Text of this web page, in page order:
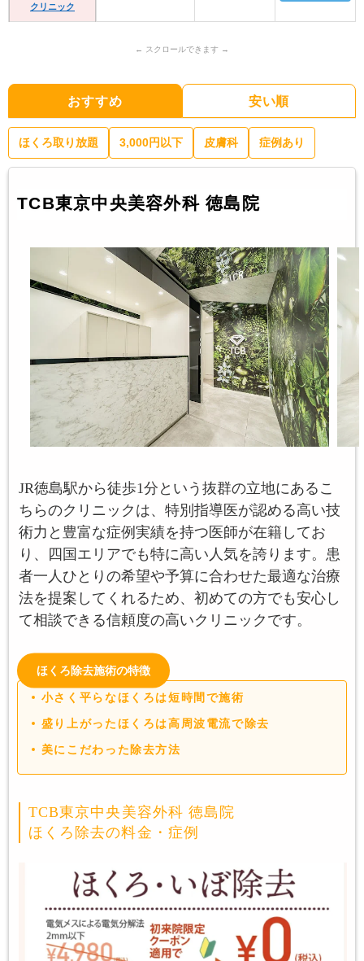
クリニック
おすすめ 安い順
ほくろ取り放題 3,000円以下 皮膚科 症例あり
TCB東京中央美容外科 徳島院
JR徳島駅から徒歩1分という抜群の立地にあるこ
ちらのクリニックは、特別指導医が認める高い技
術力と豊富な症例実績を持つ医師が在籍してお
り、四国エリアでも特に高い人気を誇ります。患
者一人ひとりの希望や予算に合わせた最適な治療
法を提案してくれるため、初めての方でも安心し
て相談できる信頼度の高いクリニックです。
ほくろ除去施術の特徴
小さく平らなほくろは短時間で施術
盛り上がったほくろは高周波電流で除去
美にこだわった除去方法
TCB東京中央美容外科 徳島院
ほくろ除去の料金・症例